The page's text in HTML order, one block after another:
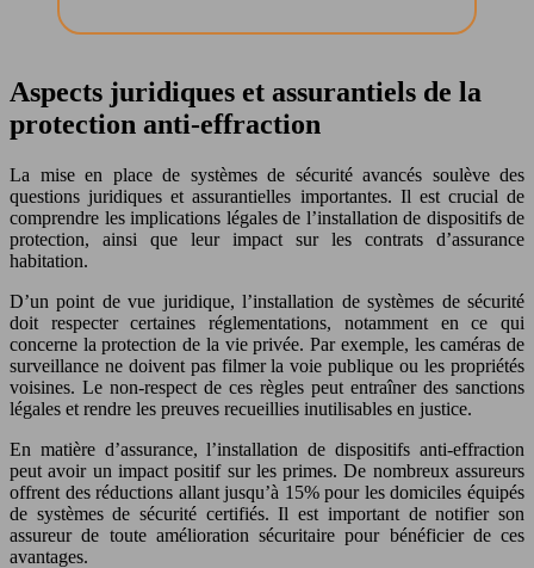
Aspects juridiques et assurantiels de la
protection anti-effraction
La mise en place de systèmes de sécurité avancés soulève des
questions juridiques et assurantielles importantes. Il est crucial de
comprendre les implications légales de l’installation de dispositifs de
protection, ainsi que leur impact sur les contrats d’assurance
habitation.
D’un point de vue juridique, l’installation de systèmes de sécurité
doit respecter certaines réglementations, notamment en ce qui
concerne la protection de la vie privée. Par exemple, les caméras de
surveillance ne doivent pas filmer la voie publique ou les propriétés
voisines. Le non-respect de ces règles peut entraîner des sanctions
légales et rendre les preuves recueillies inutilisables en justice.
En matière d’assurance, l’installation de dispositifs anti-effraction
peut avoir un impact positif sur les primes. De nombreux assureurs
offrent des réductions allant jusqu’à 15% pour les domiciles équipés
de systèmes de sécurité certifiés. Il est important de notifier son
assureur de toute amélioration sécuritaire pour bénéficier de ces
avantages.